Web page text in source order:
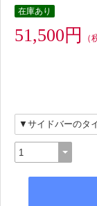
在庫あり
51,500円 （